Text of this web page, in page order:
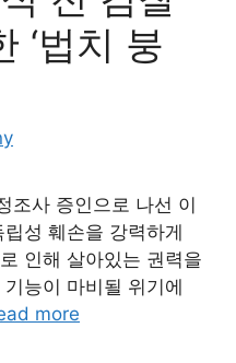
‘법치 붕
조사 증인으로 나선 이
성 훼손을 강력하게
인해 살아있는 권력을
능이 마비될 위기에
more